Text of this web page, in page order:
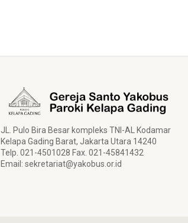
JL. Pulo Bira Besar kompleks TNI-AL Kodamar
Kelapa Gading Barat, Jakarta Utara 14240
Telp. 021-4501028 Fax. 021-45841432
Email: sekretariat@yakobus.or.id